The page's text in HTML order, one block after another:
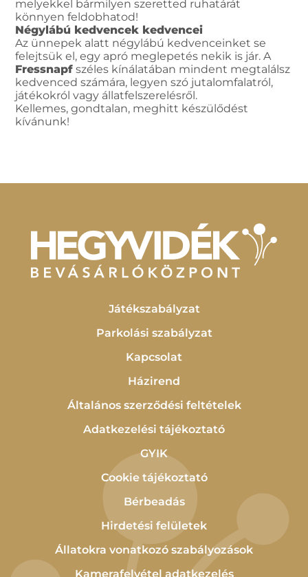
melyekkel bármilyen szeretted ruhatárát
könnyen feldobhatod!
Négylábú kedvencek kedvencei
Az ünnepek alatt négylábú kedvenceinket se
felejtsük el, egy apró meglepetés nekik is jár. A
Fressnapf széles kínálatában mindent megtalálsz
kedvenced számára, legyen szó jutalomfalatról,
játékokról vagy állatfelszerelésről.
Kellemes, gondtalan, meghitt készülődést
kívánunk!
Játékszabályzat
Parkolási szabályzat
Kapcsolat
Házirend
Általános szerződési feltételek
Adatkezelési tájékoztató
GYIK
Cookie tájékoztató
Bérbeadás
Hirdetési felületek
Állatokra vonatkozó szabályozások
Kamerafelvétel adatkezelés